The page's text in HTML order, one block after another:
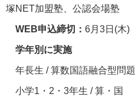
塚NET加盟塾、公認会場塾
WEB申込締切： 6月 3日 (木)
学年別に実施
年長生 /算数国語融合型問題
小学1 ・ 2 ・ 3年生 /算・国